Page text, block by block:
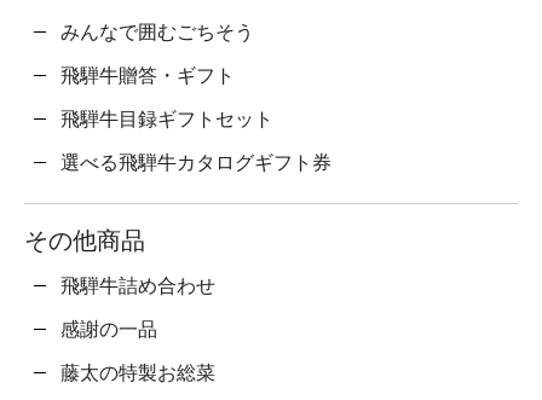
みんなで囲むごちそう
飛騨牛贈答・ギフト
飛騨牛目録ギフトセット
選べる飛騨牛カタログギフト券
その他商品
飛騨牛詰め合わせ
感謝の一品
藤太の特製お総菜